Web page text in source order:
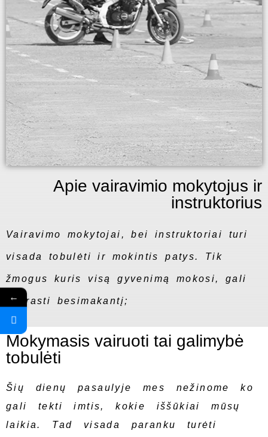
Apie vairavimio mokytojus ir
instruktorius
Vairavimo mokytojai, bei instruktoriai turi
visada tobulėti ir mokintis patys. Tik
žmogus kuris visą gyvenimą mokosi, gali
suprasti besimakantį;
Mokymasis vairuoti tai galimybė
tobulėti
Šių dienų pasaulyje mes nežinome ko
gali tekti imtis, kokie iššūkiai mūsų
laikia. Tad visada paranku turėti
←